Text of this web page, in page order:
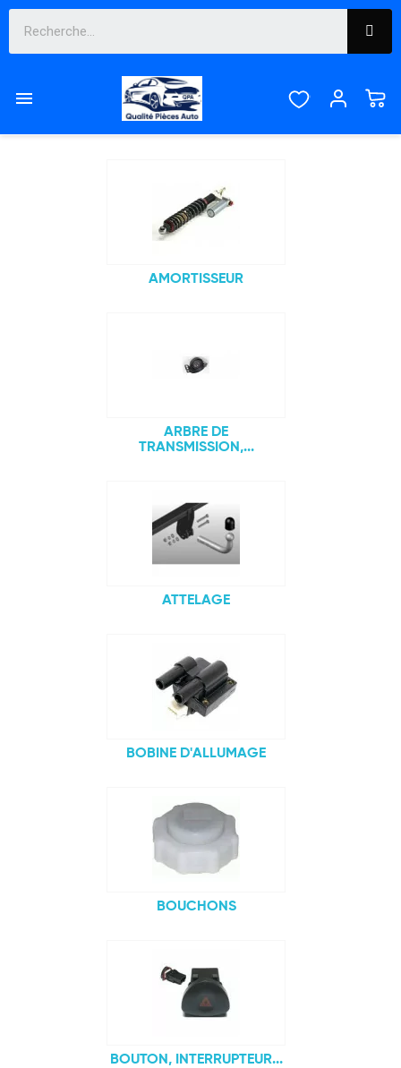

RENAULT
Sous-catégories
AMORTISSEUR
ARBRE DE
TRANSMISSION,...
ATTELAGE
BOBINE D'ALLUMAGE
BOUCHONS
BOUTON, INTERRUPTEUR...